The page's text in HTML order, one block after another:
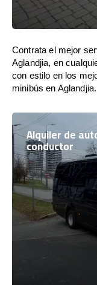
Contrata el mejor
Aglandjia, en
con estilo en los
minibús en Aglandjia.
Alquiler de
conductor